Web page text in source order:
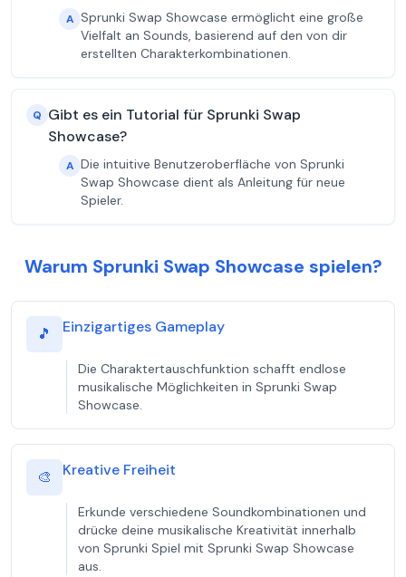
A Sprunki Swap Showcase ermöglicht eine große
Vielfalt an Sounds, basierend auf den von dir
erstellten Charakterkombinationen.
Q Gibt es ein Tutorial für Sprunki Swap
Showcase?
A Die intuitive Benutzeroberfläche von Sprunki
Swap Showcase dient als Anleitung für neue
Spieler.
Warum Sprunki Swap Showcase spielen?
🎵 Einzigartiges Gameplay
Die Charaktertauschfunktion schafft endlose
musikalische Möglichkeiten in Sprunki Swap
Showcase.
🎨 Kreative Freiheit
Erkunde verschiedene Soundkombinationen und
drücke deine musikalische Kreativität innerhalb
von Sprunki Spiel mit Sprunki Swap Showcase
aus.